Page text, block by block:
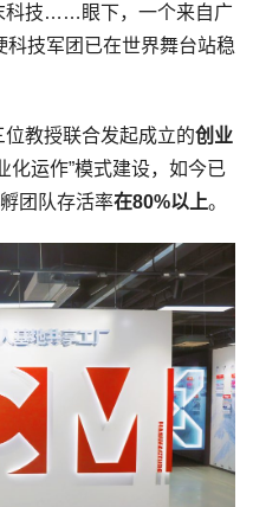
科技……眼下，一个来自广
技军团已在世界舞台站稳
教授联合发起成立的创业
化运作”模式建设，如今已
团队存活率在80%以上。